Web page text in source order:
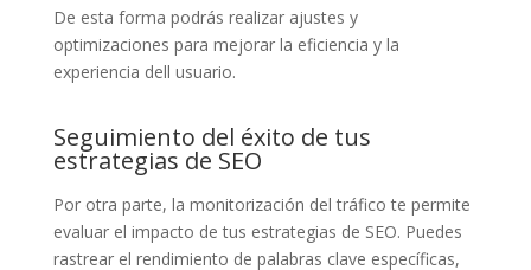
De esta forma podrás realizar ajustes y
optimizaciones para mejorar la eficiencia y la
experiencia dell usuario.
Seguimiento del éxito de tus
estrategias de SEO
Por otra parte, la monitorización del tráfico te permite
evaluar el impacto de tus estrategias de SEO. Puedes
rastrear el rendimiento de palabras clave específicas,